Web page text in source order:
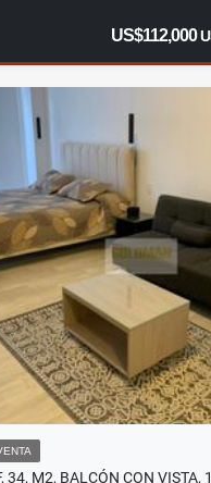
US$112,000
34, M2, BALCÓN CON VISTA,